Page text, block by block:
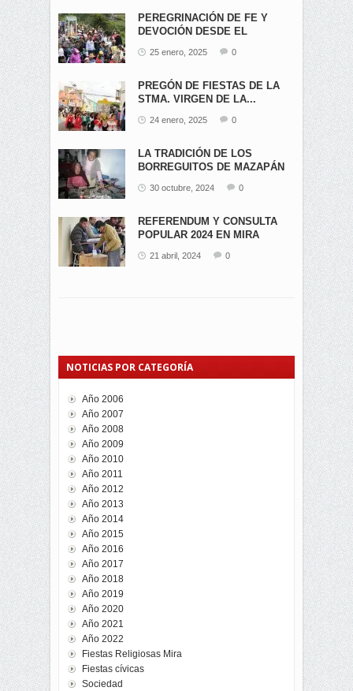
PEREGRINACIÓN DE FE Y
DEVOCIÓN DESDE EL
25 enero, 2025 0
PREGÓN DE FIESTAS DE LA
STMA. VIRGEN DE LA...
24 enero, 2025 0
LA TRADICIÓN DE LOS
BORREGUITOS DE MAZAPÁN
30 octubre, 2024 0
REFERENDUM Y CONSULTA
POPULAR 2024 EN MIRA
21 abril, 2024 0
NOTICIAS POR CATEGORÍA
Año 2006
Año 2007
Año 2008
Año 2009
Año 2010
Año 2011
Año 2012
Año 2013
Año 2014
Año 2015
Año 2016
Año 2017
Año 2018
Año 2019
Año 2020
Año 2021
Año 2022
Fiestas Religiosas Mira
Fiestas cívicas
Sociedad